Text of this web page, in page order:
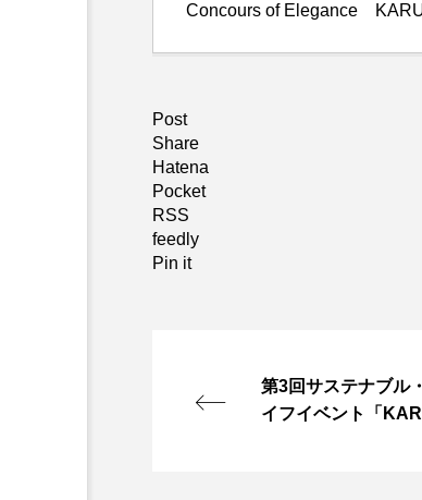
Concours of Elegance
Post
Share
Hatena
Pocket
RSS
feedly
Pin it
第3回サステナブル
イフイベント「